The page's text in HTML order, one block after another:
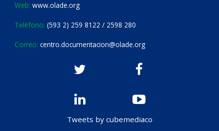
Web: www.olade.org
Teléfono: (593 2) 259 8122 / 2598 280
Correo: centro.documentacion@olade.org
Tweets by cubemediaco